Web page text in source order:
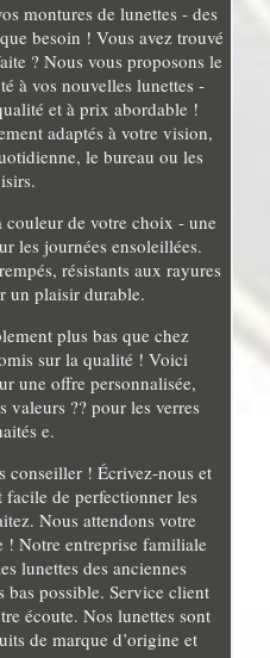
montures de lunettes - des
besoin ! Vous avez trouvé
? Nous vous proposons le
à vos nouvelles lunettes -
et à prix abordable !
adaptés à votre vision,
le bureau ou les
couleur de votre choix - une
les journées ensoleillées.
résistants aux rayures
un plaisir durable.
plus bas que chez
sur la qualité ! Voici
une offre personnalisée,
valeurs ?? pour les verres
e.
conseiller ! Écrivez-nous et
de perfectionner les
Nous attendons votre
! Notre entreprise familiale
lunettes des anciennes
possible. Service client
écoute. Nos lunettes sont
de marque d’origine et